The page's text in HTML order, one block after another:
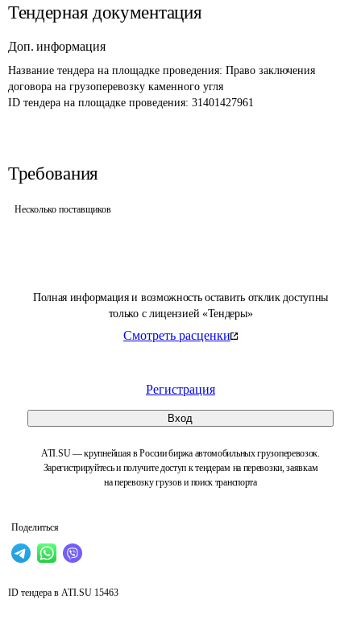
Полная информация и возможность оставить отклик доступны
только с лицензией «Тендеры»
Смотреть расценки
Регистрация
Вход
ATI.SU — крупнейшая в России биржа автомобильных грузоперевозок.
Зарегистрируйтесь и получите доступ к тендерам на перевозки, заявкам
на перевозку грузов и поиск транспорта
Поделиться
Тендерная документация
Доп. информация
Название тендера на площадке проведения: Право заключения
договора на грузоперевозку каменного угля
ID тендера на площадке проведения: 31401427961
Требования
Несколько поставщиков
ID тендера в ATI.SU 15463